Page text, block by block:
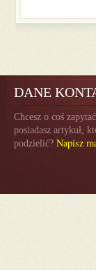
DANE
Chcesz o coś
posiadasz artykuł,
podzielić? Napisz